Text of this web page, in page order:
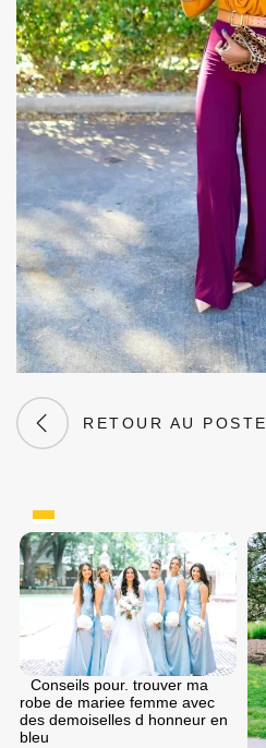
RETOUR AU POSTE
Conseils pour. trouver ma
robe de mariee femme avec
des demoiselles d honneur en
bleu